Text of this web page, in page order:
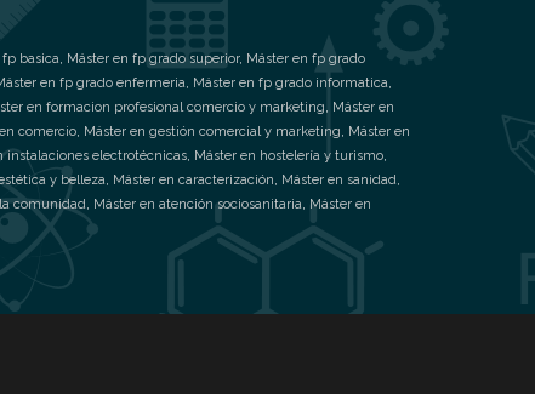
fp basica, Máster en fp grado superior, Máster en fp grado
en fp grado enfermeria, Máster en fp grado informatica,
en formacion profesional comercio y marketing, Máster en
comercio, Máster en gestión comercial y marketing, Máster en
instalaciones electrotécnicas, Máster en hostelería y turismo,
y belleza, Máster en caracterización, Máster en sanidad,
comunidad, Máster en atención sociosanitaria, Máster en